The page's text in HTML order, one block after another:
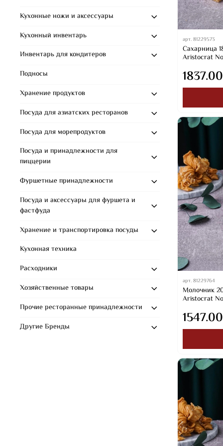
арт.81229573
Сахарница
Aristocrat
арт.81229764
Молочник
Aristocrat
Кухонные ножи и аксессуары
Кухонный инвентарь
Инвентарь для кондитеров
Подносы
Хранение продуктов
Посуда для азиатских ресторанов
Посуда для морепродуктов
Посуда и принадлежности для
пиццерии
Фуршетные принадлежности
Посуда и аксессуары для фуршета и
фастфуда
Хранение и транспортировка посуды
Кухонная техника
Расходники
Хозяйственные товары
Прочие ресторанные принадлежности
Другие Бренды